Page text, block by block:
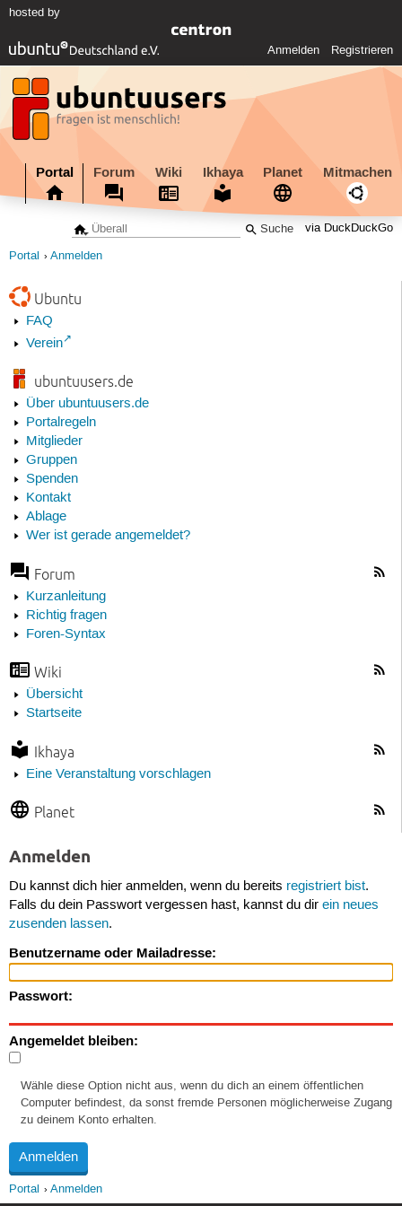
hosted by
Anmelden Registrieren
Portal Forum Wiki Ikhaya Planet Mitmachen
via DuckDuckGo
Portal Anmelden
Ubuntu
FAQ
Verein
ubuntuusers.de
Über ubuntuusers.de
Portalregeln
Mitglieder
Gruppen
Spenden
Kontakt
Ablage
Wer ist gerade angemeldet?
Forum
Kurzanleitung
Richtig fragen
Foren-Syntax
Wiki
Übersicht
Startseite
Ikhaya
Eine Veranstaltung vorschlagen
Planet
Anmelden
Du kannst dich hier anmelden, wenn du bereits registriert bist.
Falls du dein Passwort vergessen hast, kannst du dir ein neues
zusenden lassen.
Benutzername oder Mailadresse:
Passwort:
Angemeldet bleiben:
Wähle diese Option nicht aus, wenn du dich an einem öffentlichen
Computer befindest, da sonst fremde Personen möglicherweise Zugang
zu deinem Konto erhalten.
Portal Anmelden